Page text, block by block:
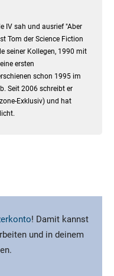
IV sah und ausrief "Aber
Tom der Science Fiction
seiner Kollegen, 1990 mit
ersten
schon 1995 im
Seit 2006 schreibt er
Exklusiv) und hat
! Damit kannst
und in deinem